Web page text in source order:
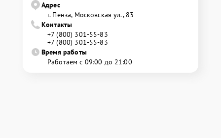
Адрес
г. Пенза, Московская ул., 83
Контакты
+7 (800) 301-55-83
+7 (800) 301-55-83
Время работы
Работаем с 09:00 до 21:00